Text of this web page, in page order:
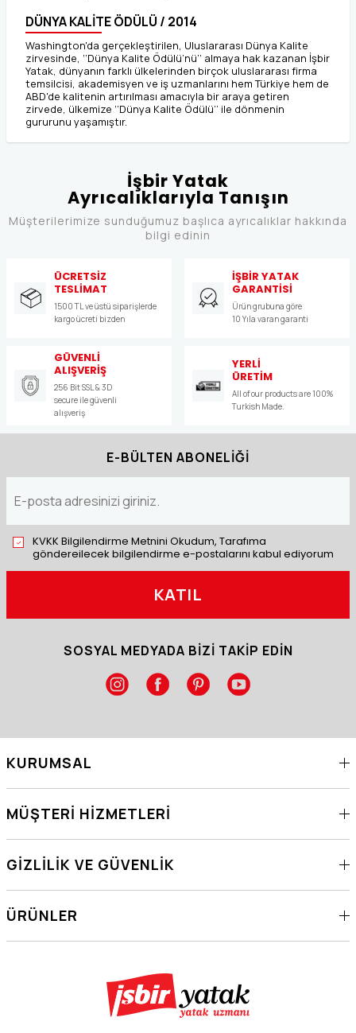
DÜNYA KALİTE ÖDÜLÜ / 2014
Washington'da gerçekleştirilen, Uluslararası Dünya Kalite
zirvesinde, ‘’Dünya Kalite Ödülü’nü’’ almaya hak kazanan İşbir
Yatak, dünyanın farklı ülkelerinden birçok uluslararası firma
temsilcisi, akademisyen ve iş uzmanlarını hem Türkiye hem de
ABD'de kalitenin artırılması amacıyla bir araya getiren
zirvede, ülkemize ‘’Dünya Kalite Ödülü’’ ile dönmenin
gururunu yaşamıştır.
İşbir Yatak
Ayrıcalıklarıyla Tanışın
Müşterilerimize sunduğumuz başlıca ayrıcalıklar hakkında
bilgi edinin
ÜCRETSİZ
TESLİMAT
1500 TL ve üstü siparişlerde
kargo ücreti bizden
İŞBİR YATAK
GARANTİSİ
Ürün grubuna göre
10 Yıla varan garanti
GÜVENLİ
ALIŞVERİŞ
256 Bit SSL & 3D
secure ile güvenli
alışveriş
YERLİ
ÜRETİM
All of our products are 100%
Turkish Made.
E-BÜLTEN ABONELİĞİ
KVKK Bilgilendirme Metnini Okudum, Tarafıma
göndereilecek bilgilendirme e-postalarını kabul ediyorum
KATIL
SOSYAL MEDYADA BİZİ TAKİP EDİN
KURUMSAL
MÜŞTERI HIZMETLERI
GIZLILIK VE GÜVENLIK
ÜRÜNLER